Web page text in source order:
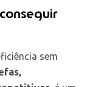
sem